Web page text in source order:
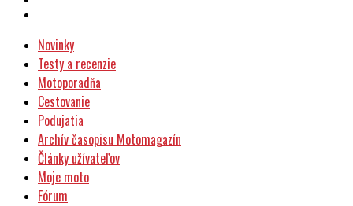
Novinky
Testy a recenzie
Motoporadňa
Cestovanie
Podujatia
Archív časopisu Motomagazín
Články užívateľov
Moje moto
Fórum